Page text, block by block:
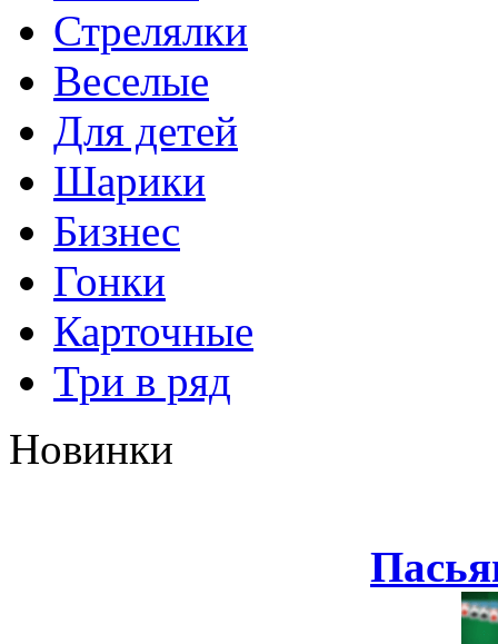
Стрелялки
Веселые
Для детей
Шарики
Бизнес
Гонки
Карточные
Три в ряд
Новинки